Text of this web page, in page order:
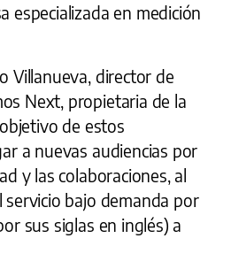
especializada en medición
Villanueva, director de
Next, propietaria de la
de estos
a nuevas audiencias por
y las colaboraciones, al
bajo demanda por
sus siglas en inglés) a